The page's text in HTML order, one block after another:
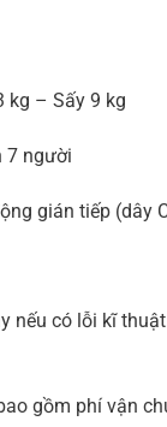
kg – Sấy 9 kg
7 người
gián tiếp (dây
nếu có lỗi kĩ
gồm phí vận